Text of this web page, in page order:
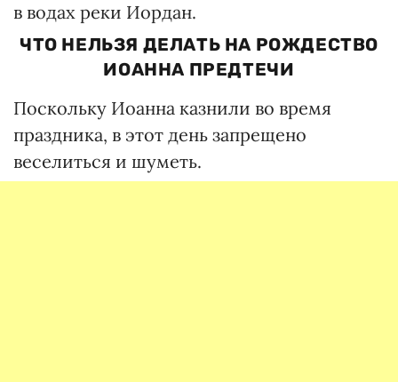
в водах реки Иордан.
ЧТО НЕЛЬЗЯ ДЕЛАТЬ НА РОЖДЕСТВО
ИОАННА ПРЕДТЕЧИ
Поскольку Иоанна казнили во время
праздника, в этот день запрещено
веселиться и шуметь.